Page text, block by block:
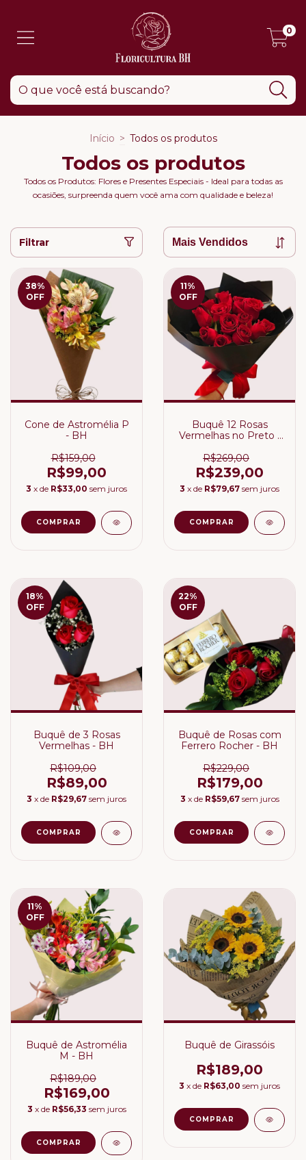
0
Início > Todos os produtos
Todos os produtos
Todos os Produtos: Flores e Presentes Especiais - Ideal para todas as
ocasiões, surpreenda quem você ama com qualidade e beleza!
Filtrar
38%
OFF
Cone de Astromélia P
- BH
R$159,00
R$99,00
3 x de R$33,00 sem juros
11%
OFF
Buquê 12 Rosas
Vermelhas no Preto -
R$269,00
R$239,00
3 x de R$79,67 sem juros
18%
OFF
Buquê de 3 Rosas
Vermelhas - BH
R$109,00
R$89,00
3 x de R$29,67 sem juros
22%
OFF
Buquê de Rosas com
Ferrero Rocher - BH
R$229,00
R$179,00
3 x de R$59,67 sem juros
11%
OFF
Buquê de Astromélia
M - BH
R$189,00
R$169,00
3 x de R$56,33 sem juros
Buquê de Girassóis
R$189,00
3 x de R$63,00 sem juros